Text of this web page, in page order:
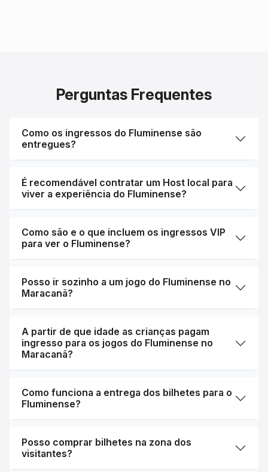
Perguntas Frequentes
Como os ingressos do Fluminense são
entregues?
É recomendável contratar um Host local para
viver a experiência do Fluminense?
Como são e o que incluem os ingressos VIP
para ver o Fluminense?
Posso ir sozinho a um jogo do Fluminense no
Maracanã?
A partir de que idade as crianças pagam
ingresso para os jogos do Fluminense no
Maracanã?
Como funciona a entrega dos bilhetes para o
Fluminense?
Posso comprar bilhetes na zona dos
visitantes?